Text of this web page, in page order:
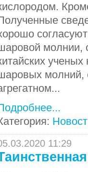
молнии,
молний,
11:29